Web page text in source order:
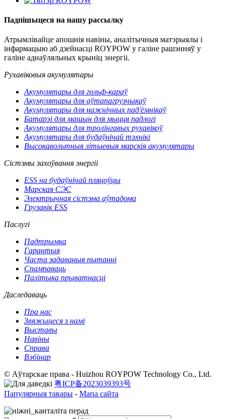
Падпішыцеся на нашу рассылку
Атрымлівайце апошнія навіны, аналітычныя матэрыялы і
інфармацыю аб дзейнасці ROYPOW у галіне рашэнняў у
галіне аднаўляльных крыніц энергіі.
Рухавіковыя акумулятары
Акумулятары для гольф-караў
Акумулятары для аўтапагрузчыкаў
Акумулятары для нажнічных пад'ёмнікаў
Батарэі для машын для мыцця падлогі
Акумулятары для тролінгавых рухавікоў
Акумулятары для будаўнічай тэхнікі
Высокавольтныя літыевыя марскія акумулятары
Сістэмы захоўвання энергіі
ESS на будаўнічай пляцоўцы
Марская СЭС
Электрычная сістэма аўтадома
Грузавік ESS
Паслугі
Падтрымка
Гарантыя
Часта задаваныя пытанні
Спампаваць
Палітыка прыватнасці
Даследаваць
Пра нас
Звяжыцеся з намі
Выставы
Навіны
Справа
Вэбінар
© Аўтарскае права - Huizhou ROYPOW Technology Co., Ltd.
粤ICP备2023039393号
Папулярныя тавары - Мапа сайта